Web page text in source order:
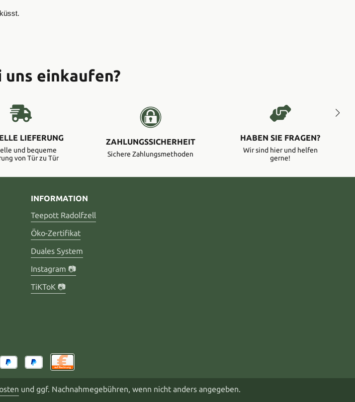
uns einkaufen?
LIEFERUNG
und bequeme
von Tür zu Tür
ZAHLUNGSSICHERHEIT
Sichere Zahlungsmethoden
HABEN SIE FRAGEN?
Wir sind hier und helfen
gerne!
INFORMATION
Teepott Radolfzell
Öko-Zertifikat
Duales System
Instagram 📷
TiKToK 📷
und ggf. Nachnahmegebühren, wenn nicht anders angegeben.